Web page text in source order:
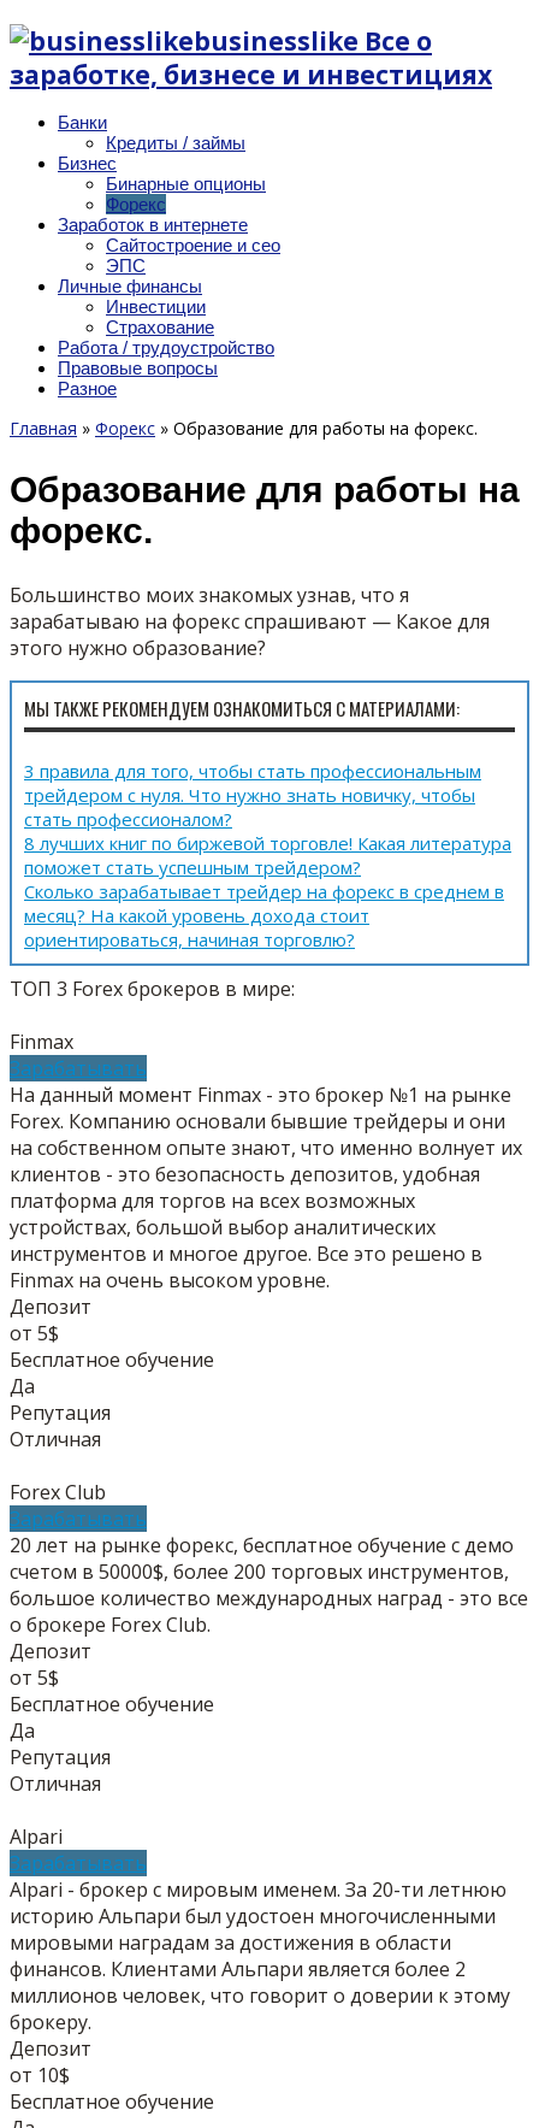
businesslike Все о
заработке, бизнесе и инвестициях
Банки
Кредиты / займы
Бизнес
Бинарные опционы
Форекс
Заработок в интернете
Сайтостроение и сео
ЭПС
Личные финансы
Инвестиции
Страхование
Работа / трудоустройство
Правовые вопросы
Разное
Главная » Форекс » Образование для работы на форекс.
Образование для работы на
форекс.
Большинство моих знакомых узнав, что я
зарабатываю на форекс спрашивают — Какое для
этого нужно образование?
МЫ ТАКЖЕ РЕКОМЕНДУЕМ ОЗНАКОМИТЬСЯ С МАТЕРИАЛАМИ:
3 правила для того, чтобы стать профессиональным
трейдером с нуля. Что нужно знать новичку, чтобы
стать профессионалом?
8 лучших книг по биржевой торговле! Какая литература
поможет стать успешным трейдером?
Сколько зарабатывает трейдер на форекс в среднем в
месяц? На какой уровень дохода стоит
ориентироваться, начиная торговлю?
ТОП 3 Forex брокеров в мире:
Finmax
Зарабатывать
На данный момент Finmax - это брокер №1 на рынке
Forex. Компанию основали бывшие трейдеры и они
на собственном опыте знают, что именно волнует их
клиентов - это безопасность депозитов, удобная
платформа для торгов на всех возможных
устройствах, большой выбор аналитических
инструментов и многое другое. Все это решено в
Finmax на очень высоком уровне.
Депозит
от 5$
Бесплатное обучение
Да
Репутация
Отличная
Forex Club
Зарабатывать
20 лет на рынке форекс, бесплатное обучение с демо
счетом в 50000$, более 200 торговых инструментов,
большое количество международных наград - это все
о брокере Forex Club.
Депозит
от 5$
Бесплатное обучение
Да
Репутация
Отличная
Alpari
Зарабатывать
Alpari - брокер с мировым именем. За 20-ти летнюю
историю Альпари был удостоен многочисленными
мировыми наградам за достижения в области
финансов. Клиентами Альпари является более 2
миллионов человек, что говорит о доверии к этому
брокеру.
Депозит
от 10$
Бесплатное обучение